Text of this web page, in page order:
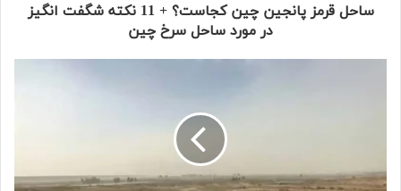
ساحل قرمز پانجین چین کجاست؟ + 11 نکته شگفت انگیز
در مورد ساحل سرخ چین